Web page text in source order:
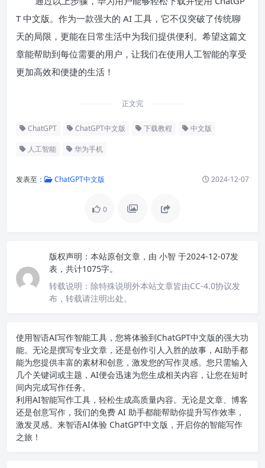
T 中文版。作为一款强大的 AI 工具，它不仅突破了传统聊
天的局限，更能在日常生活中为我们提供便利。希望这篇文
章能帮助到每位需要的用户，让我们在使用人工智能的享受
更加高效和便捷的生活！
正文完
ChatGPT ChatGPT中文版 下载教程 中文版
人工智能 华为手机
发表至： ChatGPT中文版 2024-12-07
0
版权声明： 本站原创文章，由 小智 于2024-12-07发
表，共计1075字。
转载说明： 除特殊说明外本站文章皆由CC-4.0协议发
布，转载请注明出处。
使用智语AI写作智能工具，您将体验到ChatGPT中文版的强大功
能。无论是撰写专业文章，还是创作引人入胜的故事，AI助手都
能为您提供丰富的素材和创意，激发您的写作灵感。您只需输入
几个关键词或主题，AI便会迅速为您生成相关内容，让您在短时
间内完成写作任务。
利用AI智能写作工具，轻松生成高质量内容。无论是文章、博客
还是创意写作，我们的免费 AI 助手都能帮助你提升写作效率，
激发灵感。来智语AI体验 ChatGPT中文版 ，开启你的智能写作
之旅！